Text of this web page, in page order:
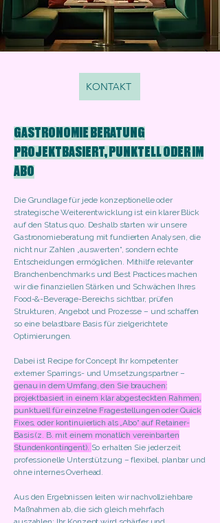
KONTAKT
GASTRONOMIE BERATUNG
PROJEKTBASIERT, PUNKTELL ODER IM
ABO
Die Grundlage für jede konzeptionelle oder
strategische Weiterentwicklung ist ein klarer Blick
auf den Status quo. Deshalb starten wir unsere
Gastronomieberatung mit fundierten Analysen, die
nicht nur Zahlen „auswerten“, sondern echte
Entscheidungen ermöglichen. Mithilfe relevanter
Branchenbenchmarks und Best Practices machen
wir die finanziellen Stärken und Schwächen Ihres
Food-&-Beverage-Bereichs sichtbar, prüfen
Strukturen, Angebot und Prozesse – und schaffen
so eine belastbare Basis für zielgerichtete
Optimierungen.
Dabei ist Recipe for Concept Ihr kompetenter
externer Sparrings- und Umsetzungspartner –
genau in dem Umfang, den Sie brauchen:
projektbasiert in einem klar abgesteckten Rahmen,
punktuell für einzelne Fragestellungen oder Quick
Fixes, oder kontinuierlich als „Abo“ auf Retainer-
Basis (z. B. mit einem monatlich vereinbarten
Stundenkontingent). So erhalten Sie jederzeit
professionelle Unterstützung – flexibel, planbar und
ohne internes Overhead.
Aus den Ergebnissen leiten wir nachvollziehbare
Maßnahmen ab, die sich gleich mehrfach